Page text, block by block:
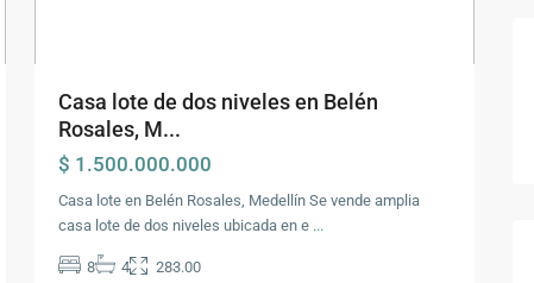
Casa lote de dos niveles en Belén
Rosales, M...
$ 1.500.000.000
Casa lote en Belén Rosales, Medellín Se vende amplia
casa lote de dos niveles ubicada en e ...
8 4 283.00